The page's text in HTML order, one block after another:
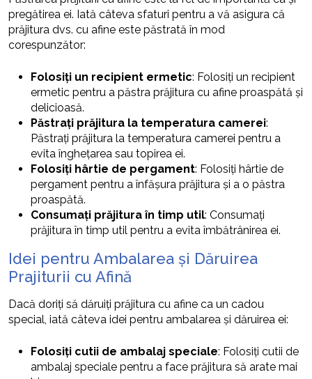
pregătirea ei. Iată câteva sfaturi pentru a vă asigura că
prăjitura dvs. cu afine este păstrată în mod
corespunzător:
Folosiți un recipient ermetic: Folosiți un recipient
ermetic pentru a păstra prăjitura cu afine proaspătă și
delicioasă.
Păstrați prăjitura la temperatura camerei:
Păstrați prăjitura la temperatura camerei pentru a
evita înghețarea sau topirea ei.
Folosiți hârtie de pergament: Folosiți hârtie de
pergament pentru a înfășura prăjitura și a o păstra
proaspătă.
Consumați prăjitura în timp util: Consumați
prăjitura în timp util pentru a evita îmbătrânirea ei.
Idei pentru Ambalarea și Dăruirea
Prajiturii cu Afină
Dacă doriți să dăruiți prăjitura cu afine ca un cadou
special, iată câteva idei pentru ambalarea și dăruirea ei:
Folosiți cutii de ambalaj speciale: Folosiți cutii de
ambalaj speciale pentru a face prăjitura să arate mai